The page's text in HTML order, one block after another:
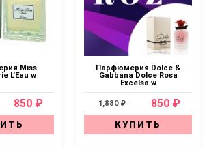
Miss
L’Eau w
850 ₽
Парфюмерия Dolce &
Gabbana Dolce Rosa
Excelsa w
1,880 ₽ 850 ₽
КУПИТЬ